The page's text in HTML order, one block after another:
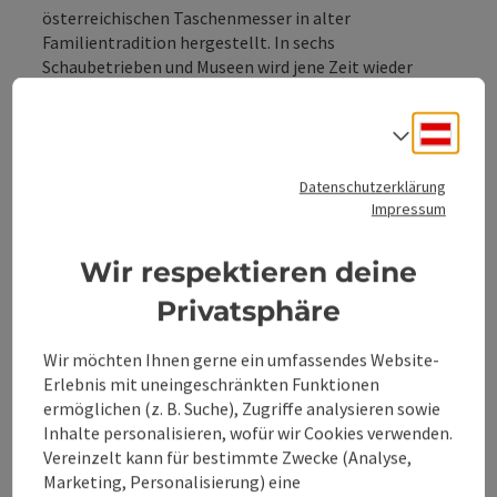
österreichischen Taschenmesser in alter
Familientradition hergestellt. In sechs
Schaubetrieben und Museen wird jene Zeit wieder
Feitel-Manufaktur Löschenkohl. Wer es selbt
probieren möchte, kann seinen eigenen Feitel
Drah'Hüttn lädt zum Experimentieren, Bauen und ...
Beschreibung vollständig anzeigen
Tour und Routeninformationen
Datenschutzerklärung
Impressum
Wir respektieren deine
Privatsphäre
Wir möchten Ihnen gerne ein umfassendes Website-
Erlebnis mit uneingeschränkten Funktionen
ermöglichen (z. B. Suche), Zugriffe analysieren sowie
Inhalte personalisieren, wofür wir Cookies verwenden.
Vereinzelt kann für bestimmte Zwecke (Analyse,
Marketing, Personalisierung) eine